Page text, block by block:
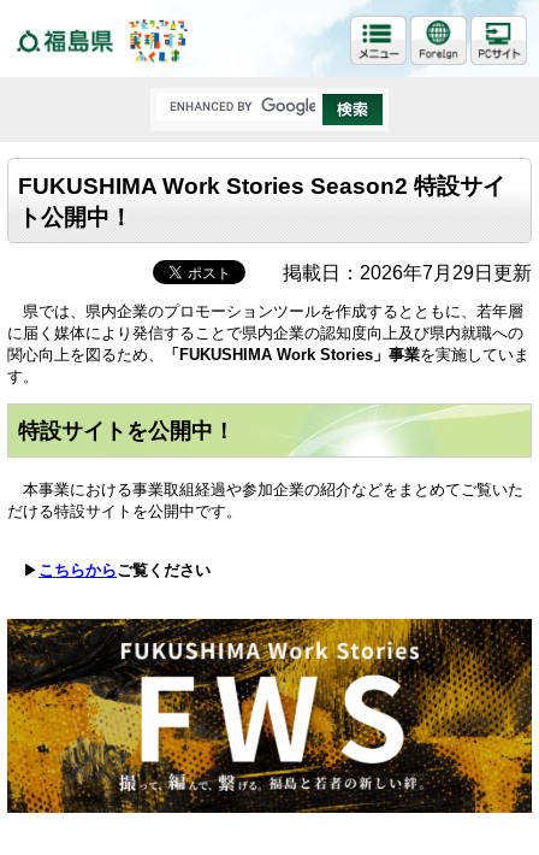
FUKUSHIMA Work Stories Season2 特設サイ
ト公開中！
掲載日：2026年7月29日更新
県では、県内企業のプロモーションツールを作成するとともに、若年層
に届く媒体により発信することで県内企業の認知度向上及び県内就職への
関心向上を図るため、
「FUKUSHIMA Work Stories」事業を実施していま
す。
特設サイトを公開中！
本事業における事業取組経過や参加企業の紹介などをまとめてご覧いた
だける特設サイトを公開中です。
▶ こちらからご覧ください